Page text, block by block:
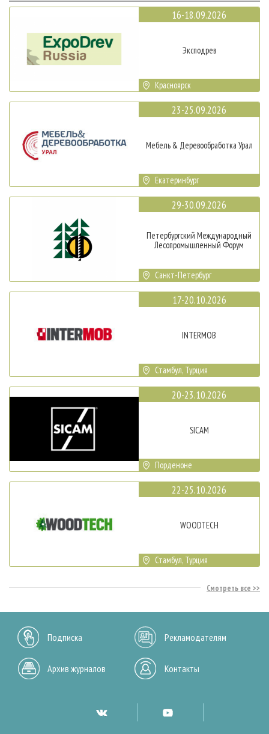
16-18.09.2026
Эксподрев
Красноярск
23-25.09.2026
Мебель & Деревообработка Урал
Екатеринбург
29-30.09.2026
Петербургский Международный
Лесопромышленный Форум
Санкт-Петербург
17-20.10.2026
INTERMOB
Стамбул, Турция
20-23.10.2026
SICAM
Порденоне
22-25.10.2026
WOODTECH
Стамбул, Турция
Смотреть все
Подписка Рекламодателям
Архив журналов Контакты